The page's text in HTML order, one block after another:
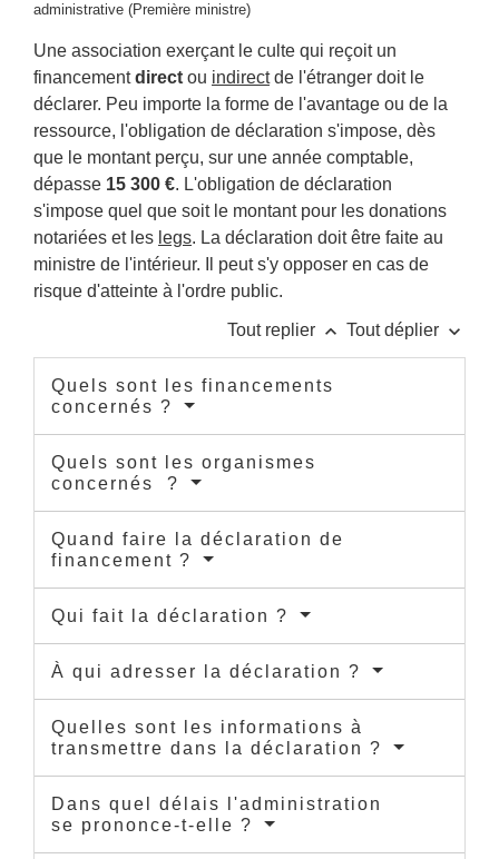
administrative (Première ministre)
Une association exerçant le culte qui reçoit un
financementdirect ou indirectde l'étranger doit le
déclarer. Peu importe la forme de l'avantage ou de la
ressource, l'obligation de déclaration s'impose, dès
que le montant perçu, sur une année comptable,
dépasse 15 300 €. L'obligation de déclaration
s'impose quel que soit le montant pour les donations
notariées et les legs. La déclaration doit être faite au
ministre de l'intérieur. Il peut s'y opposer en cas de
risque d'atteinte à l'ordre public.
Tout replier keyboard_arrow_up Tout déplier keyboard_arrow_down
Quels sont les financements
concernés ?
Quels sont les organismes
concernés ?
Quand faire la déclaration de
financement ?
Qui fait la déclaration ?
À qui adresser la déclaration ?
Quelles sont les informations à
transmettre dans la déclaration ?
Dans quel délais l'administration
se prononce-t-elle ?